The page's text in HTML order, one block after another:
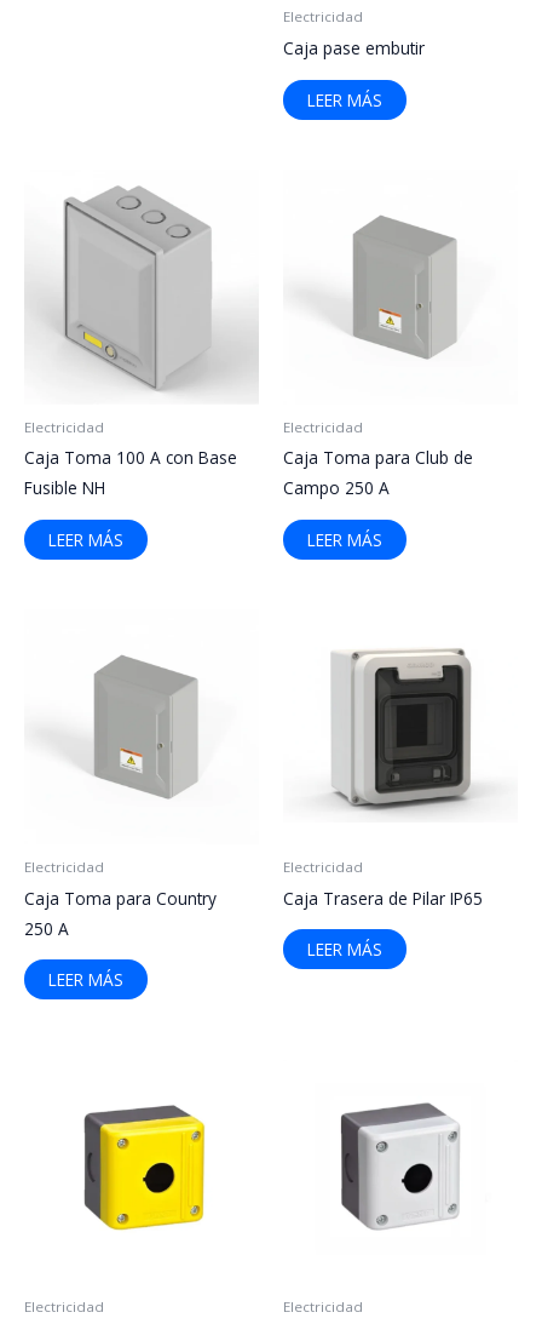
Electricidad
Caja pase embutir
LEER MÁS
Electricidad
Caja Toma 100 A con Base
Fusible NH
LEER MÁS
Electricidad
Caja Toma para Club de
Campo 250 A
LEER MÁS
Electricidad
Caja Toma para Country
250 A
LEER MÁS
Electricidad
Caja Trasera de Pilar IP65
LEER MÁS
Electricidad Electricidad